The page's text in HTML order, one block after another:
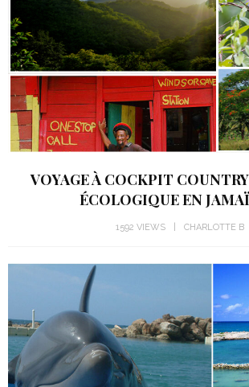
VOYAGE À COCKPIT
ÉCOLOGIQUE EN
1592 VIEWS CHARLOTTE B